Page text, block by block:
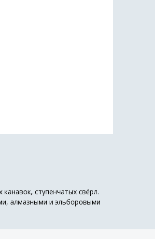
ступенчатых свёрл.
алмазными и эльборовыми